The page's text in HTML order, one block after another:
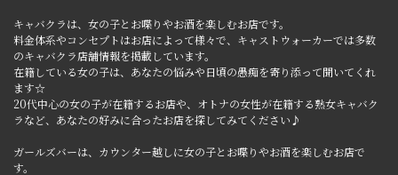
キャバクラは、女の子とお喋りやお酒を楽しむお店です。
料金体系やコンセプトはお店によって様々で、キャストウォーカーでは多数
のキャバクラ店舗情報を掲載しています。
在籍している女の子は、あなたの悩みや日頃の愚痴を寄り添って聞いてくれ
ます☆
20代中心の女の子が在籍するお店や、オトナの女性が在籍する熟女キャバク
ラなど、あなたの好みに合ったお店を探してみてください♪
ガールズバーは、カウンター越しに女の子とお喋りやお酒を楽しむお店で
す。